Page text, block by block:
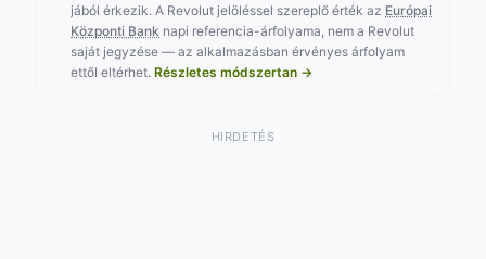
jából érkezik. A Revolut jelöléssel szereplő érték az Európai
Központi Bank napi referencia-árfolyama, nem a Revolut
saját jegyzése — az alkalmazásban érvényes árfolyam
ettől eltérhet. Részletes módszertan →
HIRDETÉS